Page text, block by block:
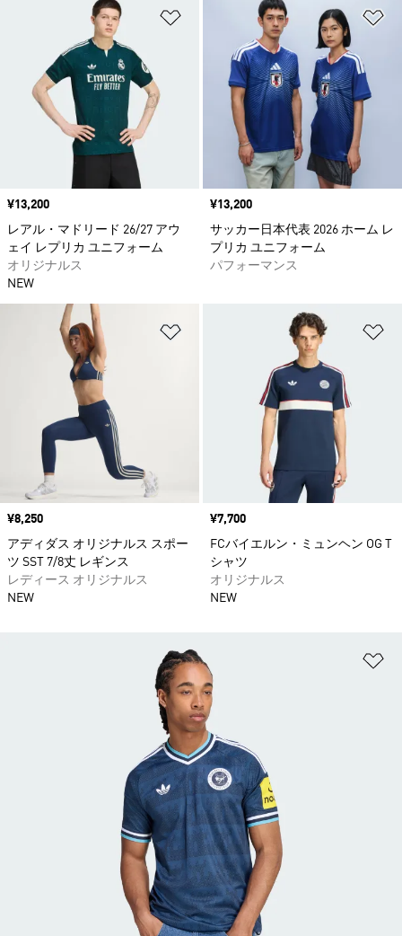
ほしいものリストに追加
価格
¥13,200
レアル・マドリード 26/27 アウ
ェイ レプリカ ユニフォーム
オリジナルス
NEW
価格
¥13,200
サッカー日本代表 2026 ホーム レ
プリカ ユニフォーム
パフォーマンス
ほしいものリストに追加
価格
¥8,250
アディダス オリジナルス スポー
ツ SST 7/8丈 レギンス
レディース オリジナルス
NEW
価格
¥7,700
FCバイエルン・ミュンヘン OG T
シャツ
オリジナルス
NEW